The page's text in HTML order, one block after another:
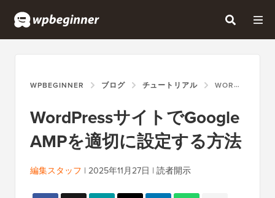
WPBEGINNER ブログ チュートリアル WORDPRESSサイトでGOOGLE AMPを適切に設定する方法
WordPressサイトでGoogle
AMPを適切に設定する方法
編集スタッフ | 2025年11月27日 | 読者開示